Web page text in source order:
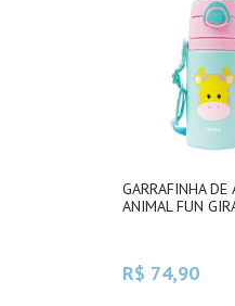
GARRAFINHA
ANIMAL FUN
R$ 74,90